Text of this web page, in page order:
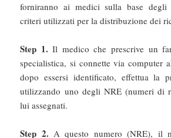
forniranno ai medici sulla base degli
criteri utilizzati per la distribuzione dei
Step 1. Il medico che prescrive un
specialistica, si connette via computer
dopo essersi identificato, effettua la
utilizzando uno degli NRE (numeri di
lui assegnati.
Step 2. A questo numero (NRE), il